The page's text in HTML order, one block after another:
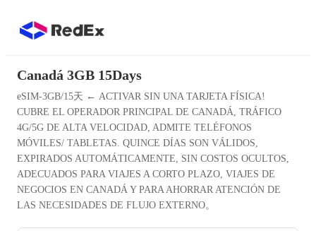
Canadá 3GB 15Days
eSIM-3GB/15天 ← ACTIVAR SIN UNA TARJETA FÍSICA!
CUBRE EL OPERADOR PRINCIPAL DE CANADÁ, TRÁFICO
4G/5G DE ALTA VELOCIDAD, ADMITE TELÉFONOS
MÓVILES/ TABLETAS. QUINCE DÍAS SON VÁLIDOS,
EXPIRADOS AUTOMÁTICAMENTE, SIN COSTOS OCULTOS,
ADECUADOS PARA VIAJES A CORTO PLAZO, VIAJES DE
NEGOCIOS EN CANADÁ Y PARA AHORRAR ATENCIÓN DE
LAS NECESIDADES DE FLUJO EXTERNO。